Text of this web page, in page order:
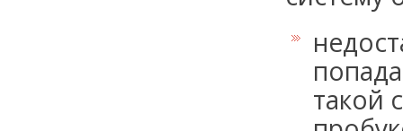
такой